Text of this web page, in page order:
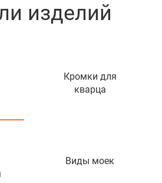
изделий
Кромки для
кварца
Виды моек